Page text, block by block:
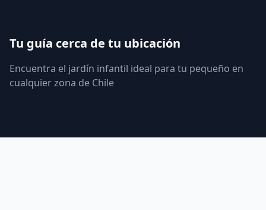
Tu guía cerca de tu ubicación
Encuentra el jardín infantil ideal para tu pequeño en
cualquier zona de Chile